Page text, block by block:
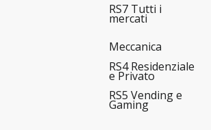
RS7 Tutti i
mercati
Meccanica
RS4 Residenziale
e Privato
RS5 Vending e
Gaming